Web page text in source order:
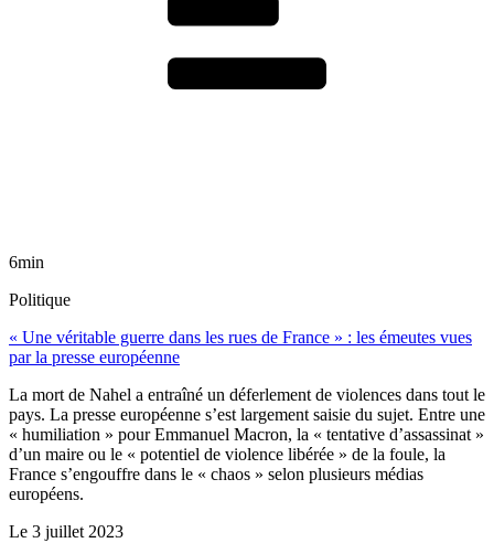
6min
Politique
« Une véritable guerre dans les rues de France » : les émeutes vues
par la presse européenne
La mort de Nahel a entraîné un déferlement de violences dans tout le
pays. La presse européenne s’est largement saisie du sujet. Entre une
« humiliation » pour Emmanuel Macron, la « tentative d’assassinat »
d’un maire ou le « potentiel de violence libérée » de la foule, la
France s’engouffre dans le « chaos » selon plusieurs médias
européens.
Le 3 juillet 2023